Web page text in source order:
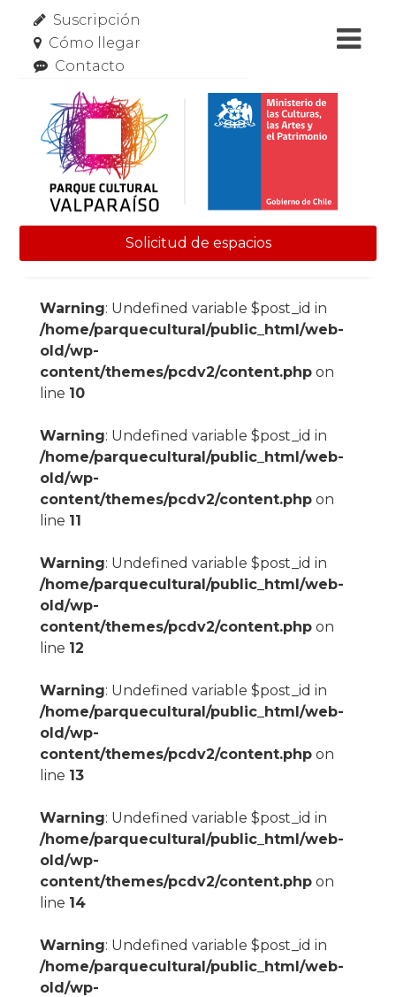
Suscripción
Cómo llegar
Contacto
Solicitud de espacios
Warning: Undefined variable $post_id in
/home/parquecultural/public_html/web-
old/wp-
content/themes/pcdv2/content.phpon
line 10
Warning: Undefined variable $post_id in
/home/parquecultural/public_html/web-
old/wp-
content/themes/pcdv2/content.phpon
line 11
Warning: Undefined variable $post_id in
/home/parquecultural/public_html/web-
old/wp-
content/themes/pcdv2/content.phpon
line 12
Warning: Undefined variable $post_id in
/home/parquecultural/public_html/web-
old/wp-
content/themes/pcdv2/content.phpon
line 13
Warning: Undefined variable $post_id in
/home/parquecultural/public_html/web-
old/wp-
content/themes/pcdv2/content.phpon
line 14
Warning: Undefined variable $post_id in
/home/parquecultural/public_html/web-
old/wp-